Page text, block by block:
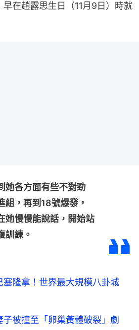
在趙露思生日（11月9日）時就
她各方面有些不對勁
組，再到18號爆發，
她慢慢能說話，開始站
訓練。
塞隆拿！世界最大規模八卦城
被撞至「卵巢黃體破裂」劇